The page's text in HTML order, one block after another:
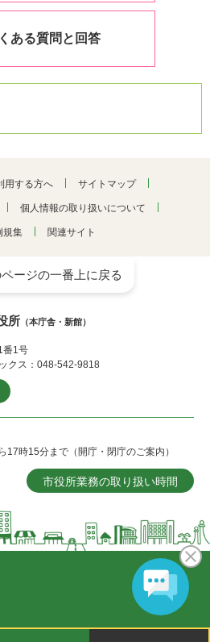
ある質問と回答
用する方へ サイトマップ
個人情報の取り扱いについて
規集 関連サイト
ページの一番上に戻る
所 （本庁舎・新館）
番1号
クス：048-542-9818
時15分まで（開庁・閉庁のご案内）
市役所業務の取り扱い時間